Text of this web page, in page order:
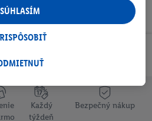
Každý
týždeň
Bezpečný nákup
služieb Lidl aj mimo nich. Ak
Plus, na tieto účely sa spracúvajú
v obchode.
Plus alebo sa prihlásite do svojho
identifikátor z e-mailovej adresy,
vás mohli rozpoznať v službách
SÚHLASÍM